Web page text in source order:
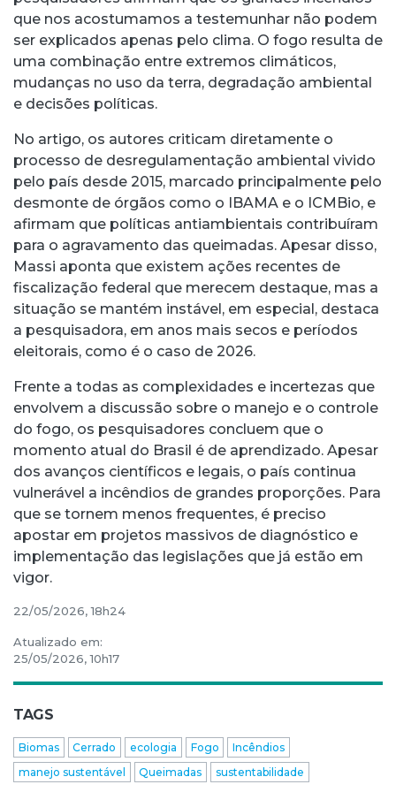
que nos acostumamos a testemunhar não podem
ser explicados apenas pelo clima. O fogo resulta de
uma combinação entre extremos climáticos,
mudanças no uso da terra, degradação ambiental
e decisões políticas.
No artigo, os autores criticam diretamente o
processo de desregulamentação ambiental vivido
pelo país desde 2015, marcado principalmente pelo
desmonte de órgãos como o IBAMA e o ICMBio, e
afirmam que políticas antiambientais contribuíram
para o agravamento das queimadas. Apesar disso,
Massi aponta que existem ações recentes de
fiscalização federal que merecem destaque, mas a
situação se mantém instável, em especial, destaca
a pesquisadora, em anos mais secos e períodos
eleitorais, como é o caso de 2026.
Frente a todas as complexidades e incertezas que
envolvem a discussão sobre o manejo e o controle
do fogo, os pesquisadores concluem que o
momento atual do Brasil é de aprendizado. Apesar
dos avanços científicos e legais, o país continua
vulnerável a incêndios de grandes proporções. Para
que se tornem menos frequentes, é preciso
apostar em projetos massivos de diagnóstico e
implementação das legislações que já estão em
vigor.
22/05/2026, 18h24
Atualizado em:
25/05/2026, 10h17
TAGS
Biomas Cerrado ecologia Fogo
Incêndios
manejo sustentável
Queimadas sustentabilidade